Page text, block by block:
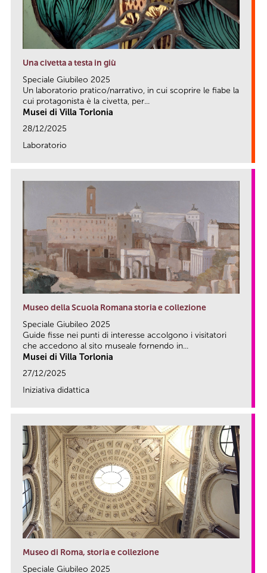
Una civetta a testa in giù
Speciale Giubileo 2025
Un laboratorio pratico/narrativo, in cui scoprire le fiabe la
cui protagonista è la civetta, per...
Musei di Villa Torlonia
28/12/2025
Laboratorio
Museo della Scuola Romana storia e collezione
Speciale Giubileo 2025
Guide fisse nei punti di interesse accolgono i visitatori
che accedono al sito museale fornendo in...
Musei di Villa Torlonia
27/12/2025
Iniziativa didattica
Museo di Roma, storia e collezione
Speciale Giubileo 2025